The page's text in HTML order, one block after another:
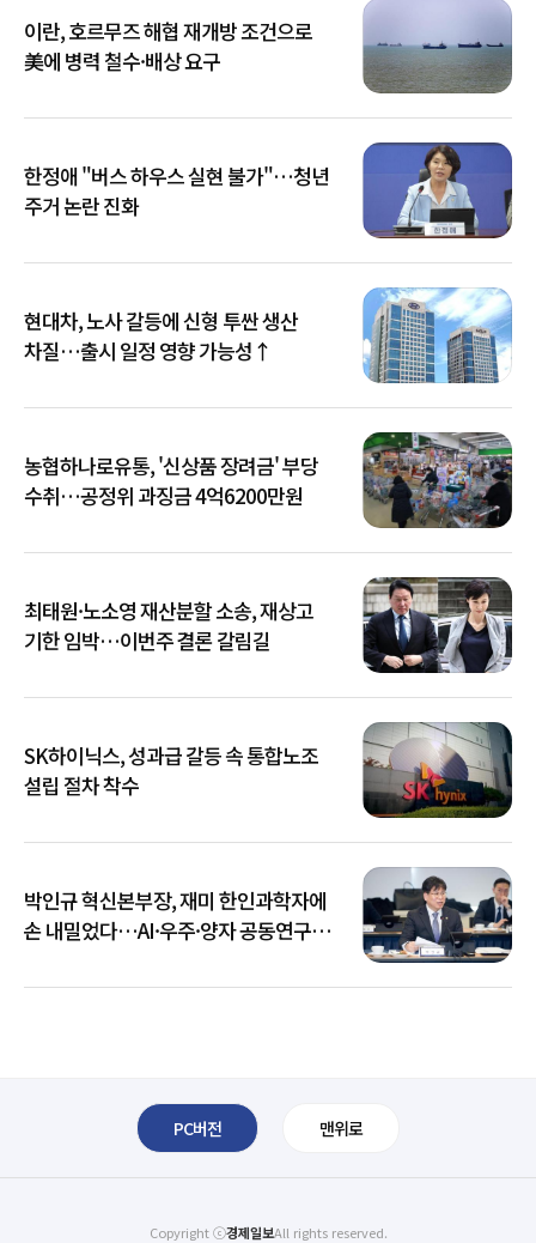
이란, 호르무즈 해협 재개방 조건으로
美에 병력 철수·배상 요구
한정애 "버스 하우스 실현 불가"…청년
주거 논란 진화
현대차, 노사 갈등에 신형 투싼 생산
차질…출시 일정 영향 가능성↑
농협하나로유통, '신상품 장려금' 부당
수취…공정위 과징금 4억6200만원
최태원·노소영 재산분할 소송, 재상고
기한 임박…이번주 결론 갈림길
SK하이닉스, 성과급 갈등 속 통합노조
설립 절차 착수
박인규 혁신본부장, 재미 한인과학자에
손 내밀었다…AI·우주·양자 공동연구
PC버전 맨위로
Copyright ⓒ경제일보All rights reserved.